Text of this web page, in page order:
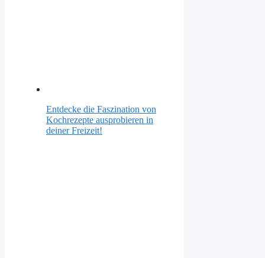
Entdecke die Faszination von
Kochrezepte ausprobieren in
deiner Freizeit!